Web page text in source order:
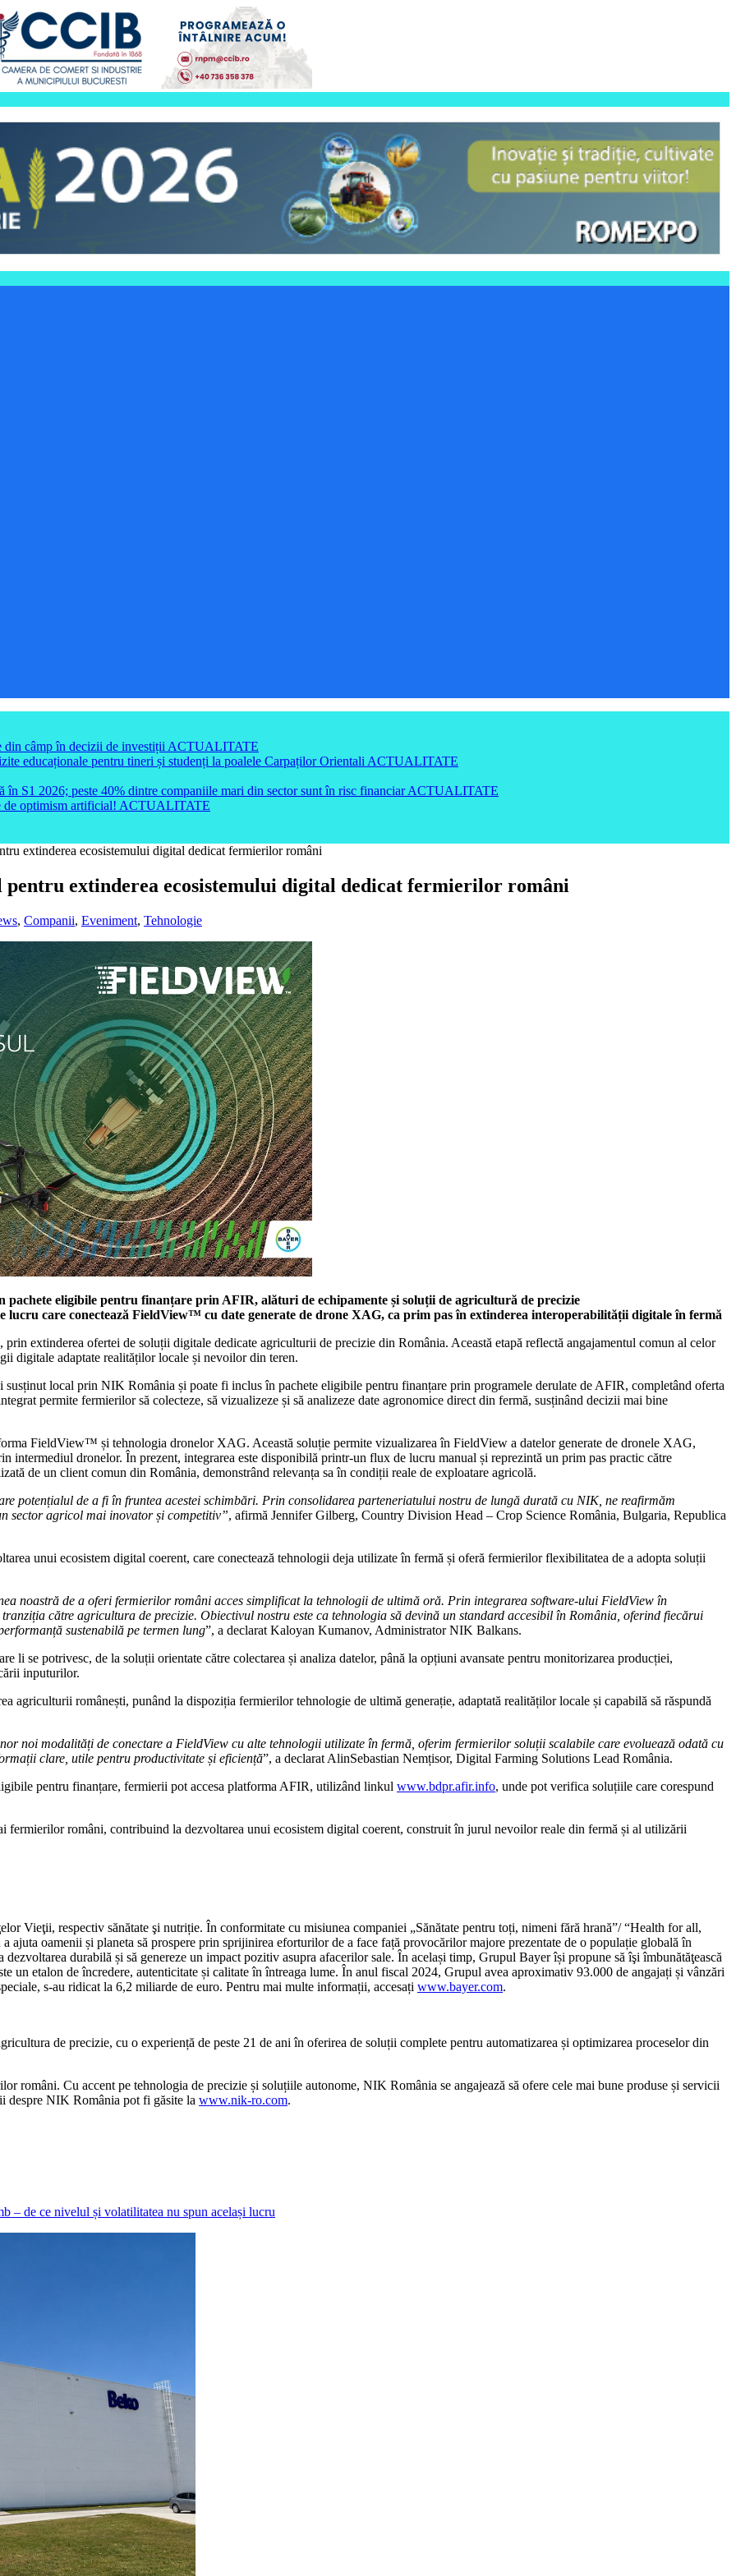
educaționale pentru tineri și studenți la poalele Carpaților Orientali
S1 2026; peste 40% dintre companiile mari din sector sunt în risc financiar
de optimism artificial!ACTUALITATE
din câmp în decizii de investițiiACTUALITATE
extinderea ecosistemului digital dedicat fermierilor români
extinderea ecosistemului digital dedicat fermierilor români
Companii Eveniment Tehnologie
eligibile pentru finanțare prin AFIR, alături de echipamente și soluții de agricultură de precizie
care conectează FieldView™ cu date generate de drone XAG, ca prim pas în extinderea interoperabilității digitale în fermă
extinderea ofertei de soluții digitale dedicate agriculturii de precizie din România. Această etapă reflectă angajamentul comun al celor
digitale adaptate realităților locale și nevoilor din teren.
local prin NIK România și poate fi inclus în pachete eligibile pentru finanțare prin programele derulate de AFIR, completând oferta
permite fermierilor să colecteze, să vizualizeze și să analizeze date agronomice direct din fermă, susținând decizii mai bine
FieldView™ și tehnologia dronelor XAG. Această soluție permite vizualizarea în FieldView a datelor generate de dronele XAG,
dronelor. În prezent, integrarea este disponibilă printr-un flux de lucru manual și reprezintă un prim pas practic către
de un client comun din România, demonstrând relevanța sa în condiții reale de exploatare agricolă.
potențialul de a fi în fruntea acestei schimbări. Prin consolidarea parteneriatului nostru de lungă durată cu NIK, ne reafirmăm
sector agricol mai inovator și competitiv”, afirmă Jennifer Gilberg, Country Division Head – Crop Science România, Bulgaria, Republica
unui ecosistem digital coerent, care conectează tehnologii deja utilizate în fermă și oferă fermierilor flexibilitatea de a adopta soluții
noastră de a oferi fermierilor români acces simplificat la tehnologii de ultimă oră. Prin integrarea software-ului FieldView în
către agricultura de precizie. Obiectivul nostru este ca tehnologia să devină un standard accesibil în România, oferind fiecărui
sustenabilă pe termen lung”, a declarat Kaloyan Kumanov, Administrator NIK Balkans.
se potrivesc, de la soluții orientate către colectarea și analiza datelor, până la opțiuni avansate pentru monitorizarea producției,
inputurilor.
agriculturii românești, punând la dispoziția fermierilor tehnologie de ultimă generație, adaptată realităților locale și capabilă să răspundă
noi modalități de conectare a FieldView cu alte tehnologii utilizate în fermă, oferim fermierilor soluții scalabile care evoluează odată cu
clare, utile pentru productivitate și eficiență”, a declarat AlinSebastian Nemțisor, Digital Farming Solutions Lead România.
pentru finanțare, fermierii pot accesa platforma AFIR, utilizând linkul
www.bdpr.afir.info
, unde pot verifica soluțiile care corespund
români, contribuind la dezvoltarea unui ecosistem digital coerent, construit în jurul nevoilor reale din fermă și al utilizării
Vieţii, respectiv sănătate şi nutriție. În conformitate cu misiunea companiei „Sănătate pentru toți, nimeni fără hrană”/ “Health for all,
ajuta oamenii și planeta să prospere prin sprijinirea eforturilor de a face față provocărilor majore prezentate de o populație globală în
durabilă și să genereze un impact pozitiv asupra afacerilor sale. În același timp, Grupul Bayer își propune să îşi îmbunătăţească
un etalon de încredere, autenticitate și calitate în întreaga lume. În anul fiscal 2024, Grupul avea aproximativ 93.000 de angajați și vânzări
s-au ridicat la 6,2 miliarde de euro. Pentru mai multe informații, accesațiwww.bayer.com.
de precizie, cu o experiență de peste 21 de ani în oferirea de soluții complete pentru automatizarea și optimizarea proceselor din
români. Cu accent pe tehnologia de precizie și soluțiile autonome, NIK România se angajează să ofere cele mai bune produse și servicii
despre NIK România pot fi găsite lawww.nik-ro.com.
de ce nivelul și volatilitatea nu spun același lucru